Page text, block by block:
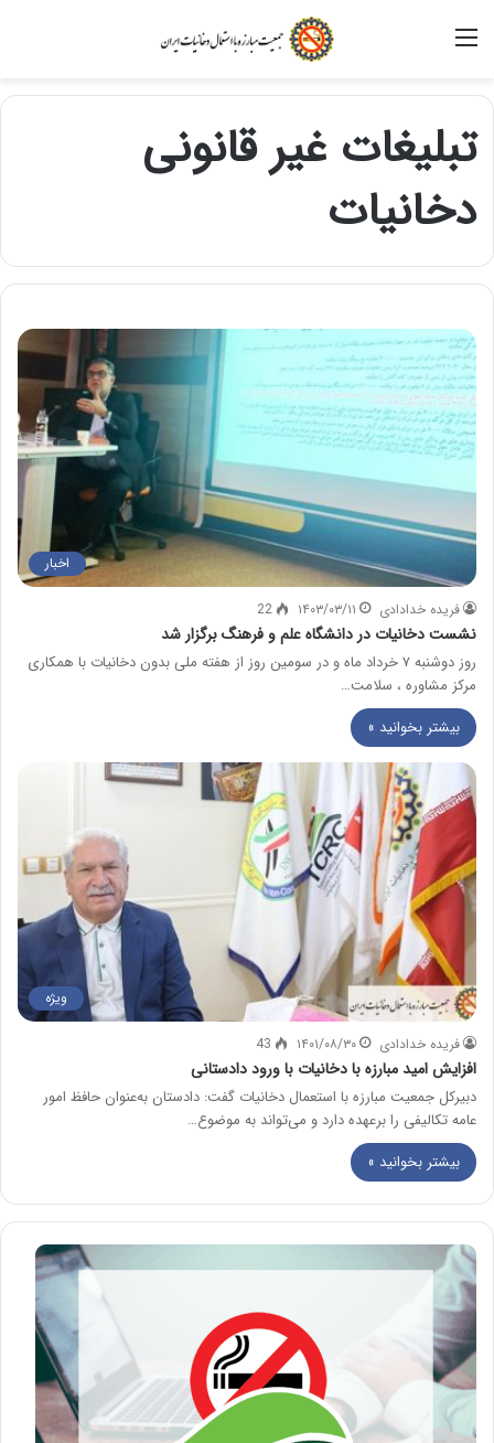
تبلیغات غیر قانونی
دخانیات
اخبار
فریده خدادادی ۱۴۰۳/۰۳/۱۱ 22
نشست دخانیات در دانشگاه علم و فرهنگ برگزار شد
روز دوشنبه ۷ خرداد ماه و در سومین روز از هفته ملی بدون دخانیات با همکاری
مرکز مشاوره ، سلامت…
بیشتر بخوانید »
ویژه
فریده خدادادی ۱۴۰۱/۰۸/۳۰ 43
افزایش امید مبارزه با دخانیات با ورود دادستانی
دبیرکل جمعیت مبارزه با استعمال دخانیات گفت: دادستان به‌عنوان حافظ امور
عامه تکالیفی را برعهده دارد و می‌تواند به موضوع…
بیشتر بخوانید »